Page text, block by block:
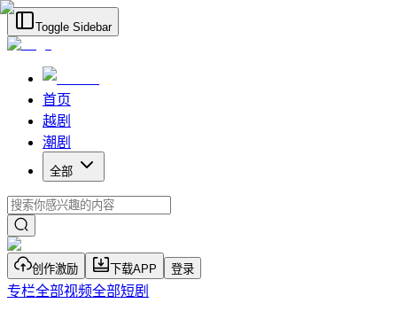
Toggle Sidebar
首页
越剧
潮剧
全部
创作激励 下载APP 登录
专栏全部视频全部短剧